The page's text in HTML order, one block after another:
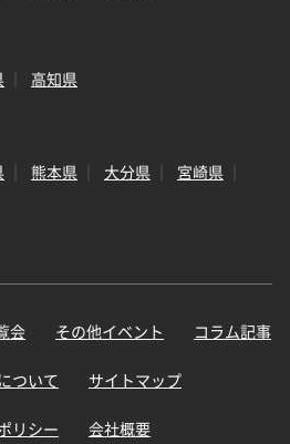
高知県
熊本県 大分県
宮崎県
会 その他イベント コラム記事
ついて サイトマップ
リシー 会社概要